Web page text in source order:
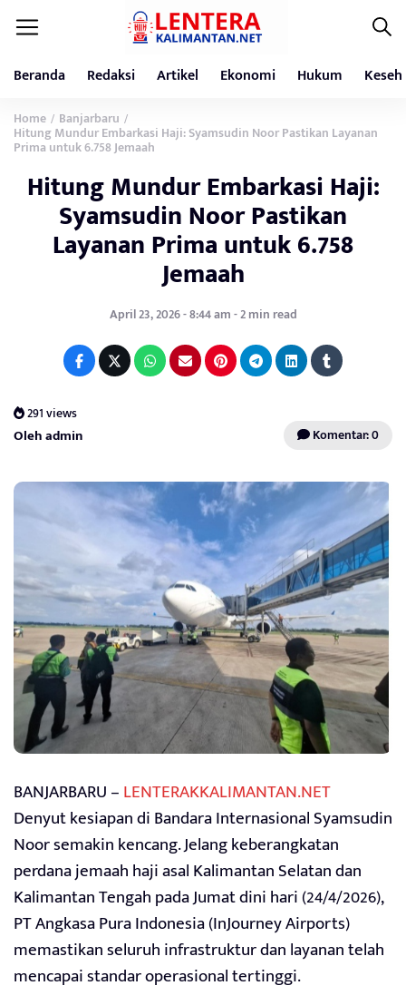
Beranda Redaksi Artikel Ekonomi Hukum
Home / Banjarbaru /
Hitung Mundur Embarkasi Haji: Syamsudin Noor Pastikan Layanan
Prima untuk 6.758 Jemaah
Hitung Mundur Embarkasi Haji:
Syamsudin Noor Pastikan
Layanan Prima untuk 6.758
Jemaah
April 23, 2026 - 8:44 am - 2 min read
291 views
Oleh admin Komentar: 0
BANJARBARU –LENTERAKKALIMANTAN.NET
Denyut kesiapan di Bandara Internasional Syamsudin
Noor semakin kencang. Jelang keberangkatan
perdana jemaah haji asal Kalimantan Selatan dan
Kalimantan Tengah pada Jumat dini hari (24/4/2026),
PT Angkasa Pura Indonesia (InJourney Airports)
memastikan seluruh infrastruktur dan layanan telah
mencapai standar operasional tertinggi.